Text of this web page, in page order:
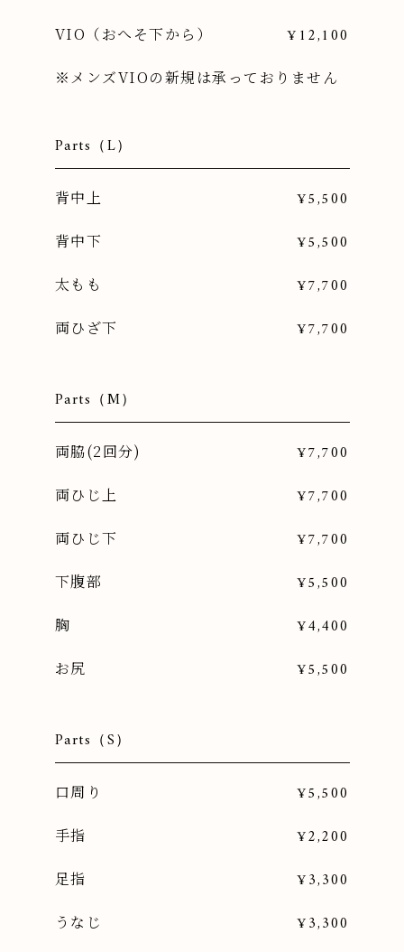
VIO（おへそ下から） ¥12,100
※メンズVIOの新規は承っておりません
Parts（L）
背中上 ¥5,500
背中下 ¥5,500
太もも ¥7,700
両ひざ下 ¥7,700
Parts（M）
両脇(2回分) ¥7,700
両ひじ上 ¥7,700
両ひじ下 ¥7,700
下腹部 ¥5,500
胸 ¥4,400
お尻 ¥5,500
Parts（S）
口周り ¥5,500
手指 ¥2,200
足指 ¥3,300
うなじ ¥3,300